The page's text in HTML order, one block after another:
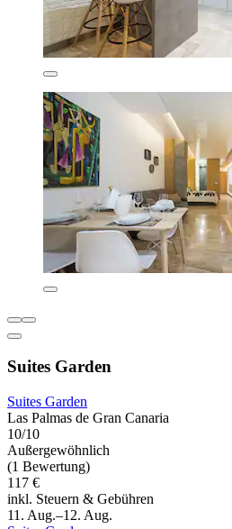
Suites Garden
Suites Garden
Las Palmas de Gran Canaria
10/10
Außergewöhnlich
(1 Bewertung)
117 €
inkl. Steuern & Gebühren
11. Aug.–12. Aug.